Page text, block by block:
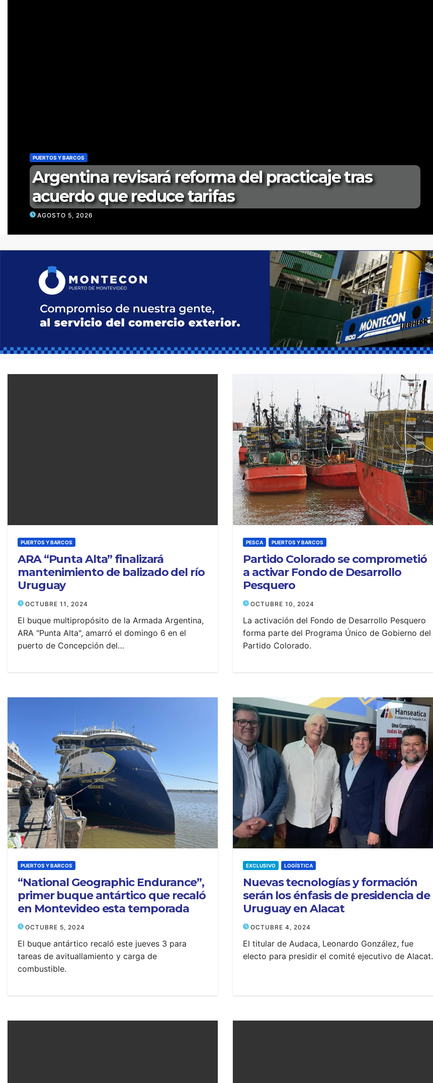
Las zonas de alijo y complemento de carga:
cuando el Estado compite contra su propio
sistema portuario
PUERTOS Y BARCOS
ARA “Punta Alta” finalizará
mantenimiento de balizado del río
Uruguay
OCTUBRE 11, 2024
El buque multipropósito de la Armada Argentina,
ARA "Punta Alta", amarró el domingo 6 en el
puerto de Concepción del…
PESCA PUERTOS Y BARCOS
Partido Colorado se comprometió
a activar Fondo de Desarrollo
Pesquero
OCTUBRE 10, 2024
La activación del Fondo de Desarrollo Pesquero
forma parte del Programa Único de Gobierno del
Partido Colorado.
PUERTOS Y BARCOS
“National Geographic Endurance”,
primer buque antártico que recaló
en Montevideo esta temporada
OCTUBRE 5, 2024
El buque antártico recaló este jueves 3 para
tareas de avituallamiento y carga de
combustible.
EXCLUSIVO LOGÍSTICA
Nuevas tecnologías y formación
serán los énfasis de presidencia de
Uruguay en Alacat
OCTUBRE 4, 2024
El titular de Audaca, Leonardo González, fue
electo para presidir el comité ejecutivo de Alacat.